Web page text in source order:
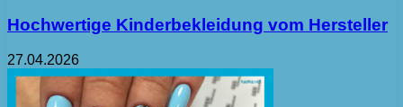
Hochwertige Kinderbekleidung vom Hersteller
27.04.2026